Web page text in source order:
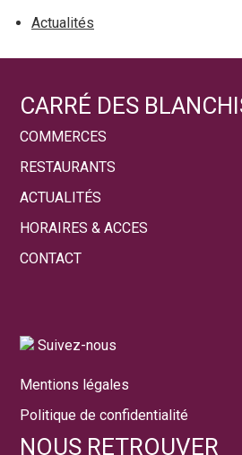
Actualités
CARRÉ DES
COMMERCES
RESTAURANTS
ACTUALITÉS
HORAIRES & ACCES
CONTACT
Suivez-nous
Mentions légales
Politique de confidentialité
NOUS RETROUVER